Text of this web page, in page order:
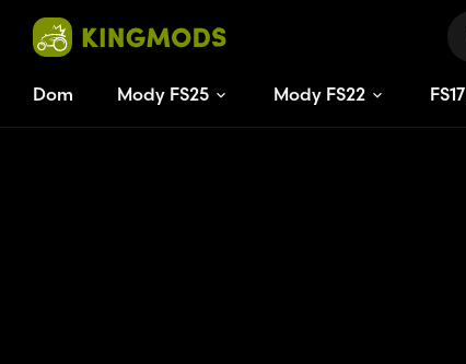
Dom Mody FS25 Mody FS22 FS17